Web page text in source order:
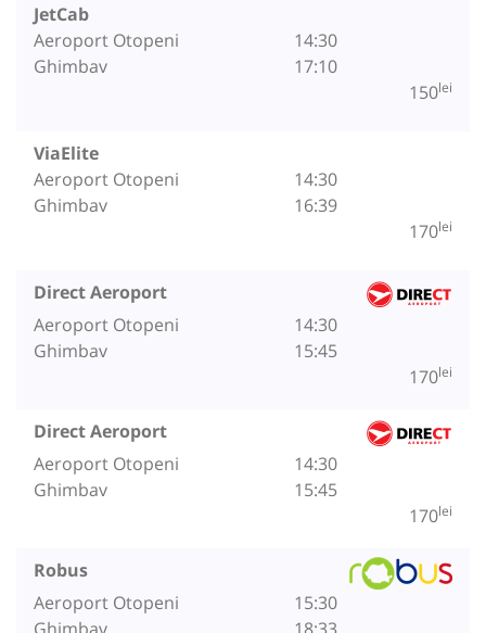
JetCab
Aeroport Otopeni
Ghimbav
14:30
17:10
150lei
ViaElite
Aeroport Otopeni
Ghimbav
14:30
16:39
170lei
Direct Aeroport
Aeroport Otopeni
Ghimbav
14:30
15:45
170lei
Direct Aeroport
Aeroport Otopeni
Ghimbav
14:30
15:45
170lei
Robus
Aeroport Otopeni
15:30